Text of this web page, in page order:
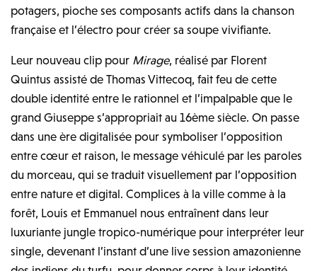
potagers, pioche ses composants actifs dans la chanson
française et l’électro pour créer sa soupe vivifiante.
Leur nouveau clip pour Mirage, réalisé par Florent
Quintus assisté de Thomas Vittecoq, fait feu de cette
double identité entre le rationnel et l’impalpable que le
grand Giuseppe s’appropriait au 16ème siècle. On passe
dans une ère digitalisée pour symboliser l’opposition
entre cœur et raison, le message véhiculé par les paroles
du morceau, qui se traduit visuellement par l’opposition
entre nature et digital. Complices à la ville comme à la
forêt, Louis et Emmanuel nous entraînent dans leur
luxuriante jungle tropico-numérique pour interpréter leur
single, devenant l’instant d’une live session amazonienne